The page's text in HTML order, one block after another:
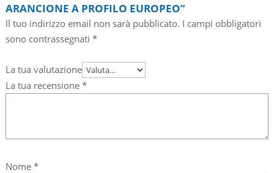
ARANCIONE A PROFILO EUROPEO”
Il tuo indirizzo email non sarà pubblicato. I campi obbligatori
sono contrassegnati *
La tua valutazione
La tua recensione *
Nome *